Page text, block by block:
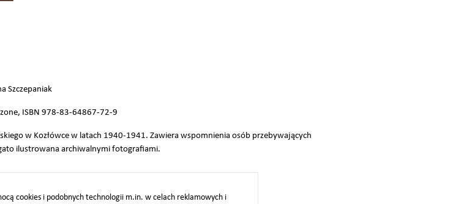
Szczepaniak
ISBN 978-83-64867-72-9
w Kozłówce w latach 1940-1941. Zawiera wspomnienia osób przebywających
ilustrowana archiwalnymi fotografiami.
cookies i podobnych technologii m.in. w celach reklamowych i